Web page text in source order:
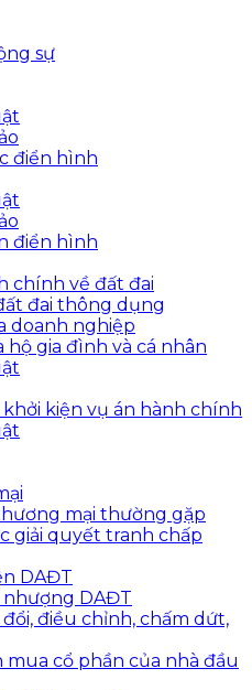
sự
điển hình
điển hình
chính về đất đai
đai thông dụng
doanh nghiệp
gia đình và cá nhân
khởi kiện vụ án hành chính
mại thường gặp
giải quyết tranh chấp
DAĐT
DAĐT
điều chỉnh, chấm dứt,
cổ phần của nhà đầu